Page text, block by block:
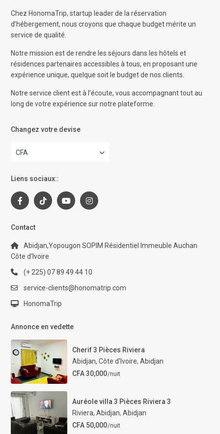
Chez HonomaTrip, startup leader de la réservation
d’hébergement, nous croyons que chaque budget mérite un
service de qualité.
Notre mission est de rendre les séjours dans les hôtels et
résidences partenaires accessibles à tous, en proposant une
expérience unique, quelque soit le budget de nos clients.
Notre service client est à l’écoute, vous accompagnant tout au
long de votre expérience sur notre plateforme.
Changez votre devise
CFA
Liens sociaux::
Contact
Abidjan,Yopougon SOPIM Résidentiel Immeuble Auchan
Côte d‘Ivoire
(+ 225) 07 89 49 44 10
service-clients@honomatrip.com
HonomaTrip
Annonce en vedette
Cherif 3 Pièces Riviera
Abidjan, Côte d'Ivoire, Abidjan
CFA 30,000/nuit
Auréole villa 3 Pièces Riviera 3
Riviera, Abidjan, Abidjan
CFA 50,000/nuit